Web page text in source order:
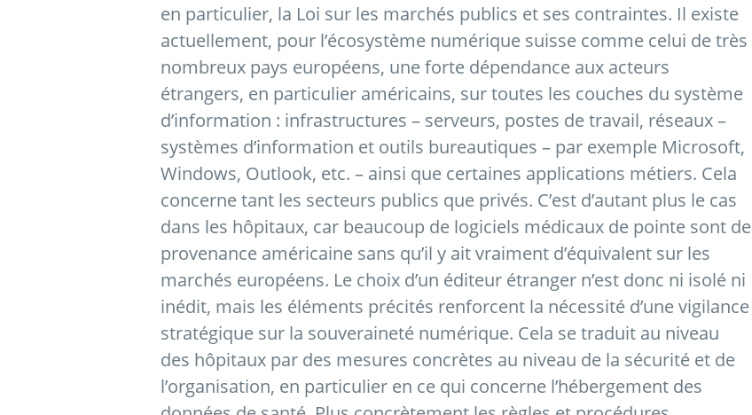
en particulier, la Loi sur les marchés publics et ses contraintes. Il existe
actuellement, pour l’écosystème numérique suisse comme celui de très
nombreux pays européens, une forte dépendance aux acteurs
étrangers, en particulier américains, sur toutes les couches du système
d’information : infrastructures – serveurs, postes de travail, réseaux –
systèmes d’information et outils bureautiques – par exemple Microsoft,
Windows, Outlook, etc. – ainsi que certaines applications métiers. Cela
concerne tant les secteurs publics que privés. C’est d’autant plus le cas
dans les hôpitaux, car beaucoup de logiciels médicaux de pointe sont de
provenance américaine sans qu’il y ait vraiment d’équivalent sur les
marchés européens. Le choix d’un éditeur étranger n’est donc ni isolé ni
inédit, mais les éléments précités renforcent la nécessité d’une vigilance
stratégique sur la souveraineté numérique. Cela se traduit au niveau
des hôpitaux par des mesures concrètes au niveau de la sécurité et de
l’organisation, en particulier en ce qui concerne l’hébergement des